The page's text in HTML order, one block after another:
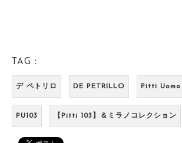
TAG：
デ ペトリロ DE PETRILLO Pitti Uomo
PU103 【Pitti 103】＆ミラノコレクション